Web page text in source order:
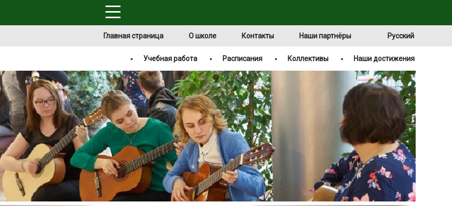
Главная страница О школе Контакты Наши партнёры Русский
Учебная работа Расписания Коллективы Наши достижения